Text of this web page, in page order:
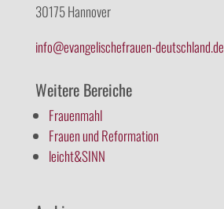
30175 Hannover
info@evangelischefrauen-deutschland.de
Weitere Bereiche
Frauenmahl
Frauen und Reformation
leicht&SINN